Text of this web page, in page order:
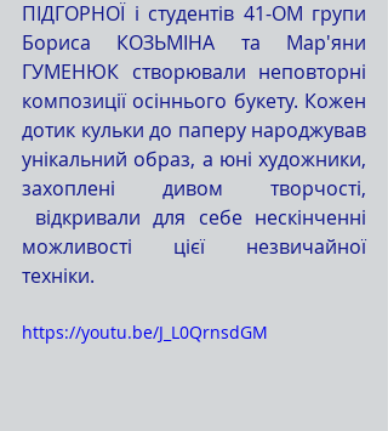
ПІДГОРНОЇ і студентів 41-ОМ групи
Бориса КОЗЬМІНА та Мар'яни
ГУМЕНЮК створювали неповторні
композиції осіннього букету. Кожен
дотик кульки до паперу народжував
унікальний образ, а юні художники,
захоплені дивом творчості,
відкривали для себе нескінченні
можливості цієї незвичайної
техніки.
https://youtu.be/J_L0QrnsdGM